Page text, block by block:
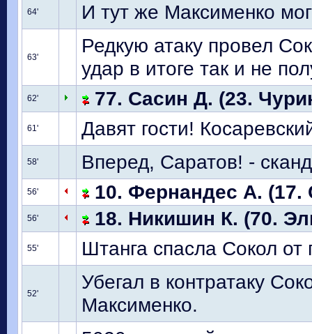
64' И тут же Максименко
63'
Редкую атаку провел
удар в итоге так и не
62' 77. Сасин Д. (23.
61' Давят гости!
58' Вперед, Саратов! -
56' 10. Фернандес А. (17.
56' 18. Никишин К. (70.
55' Штанга спасла Сокол от
52'
Убегал в контратаку
Максименко.